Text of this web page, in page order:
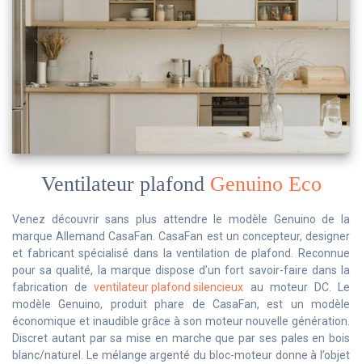
Ventilateur plafond Genuino Eco
Venez découvrir sans plus attendre le modèle Genuino de la
marque Allemand CasaFan. CasaFan est un concepteur, designer
et fabricant spécialisé dans la ventilation de plafond. Reconnue
pour sa qualité, la marque dispose d’un fort savoir-faire dans la
fabrication deventilateur plafond silencieux au moteur DC. Le
modèle Genuino, produit phare de CasaFan, est un modèle
économique et inaudible grâce à son moteur nouvelle génération.
Discret autant par sa mise en marche que par ses pales en bois
blanc/naturel. Le mélange argenté du bloc-moteur donne à l’objet